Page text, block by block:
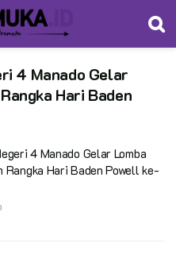
4 Manado Gelar
Hari Baden
4 Manado Gelar Lomba
Rangka Hari Baden Powell ke-